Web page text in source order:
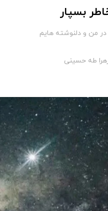
بسپار
در من و دلنوشته هایم
طه حسینی